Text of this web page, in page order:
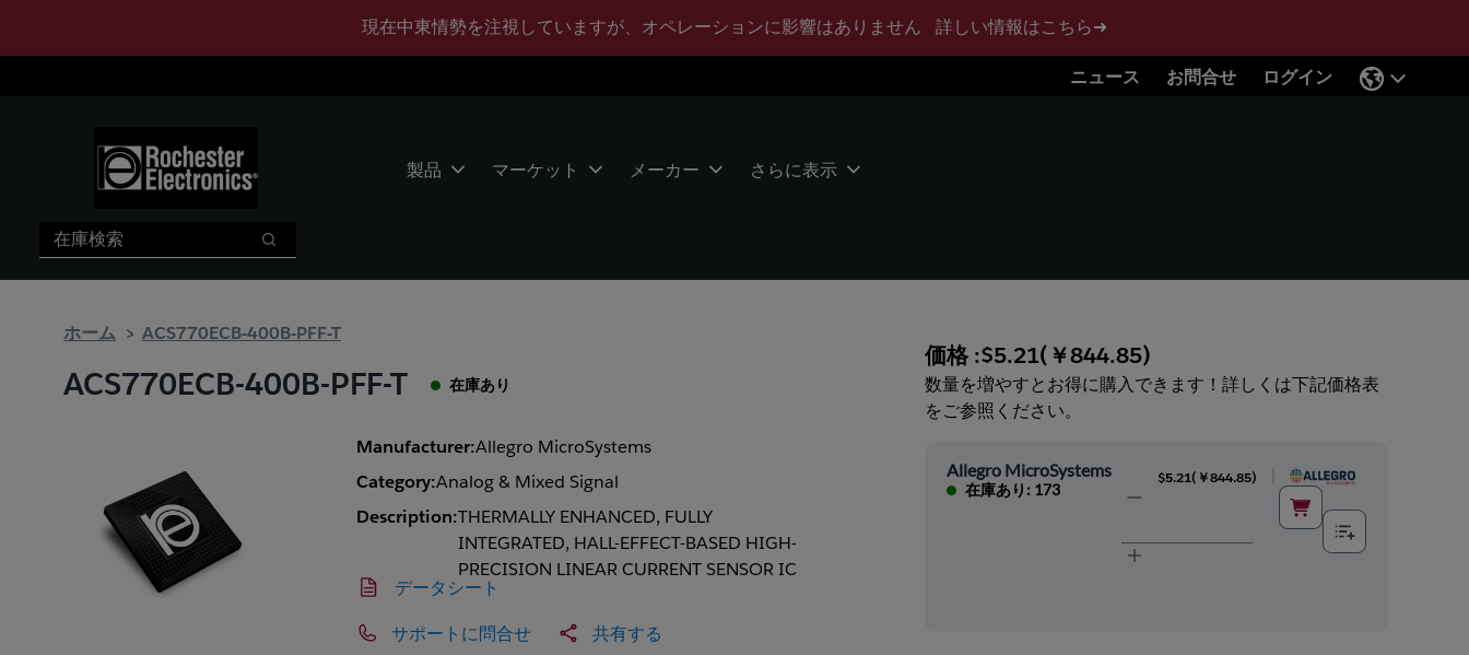
現在中東情勢を注視していますが、オペレーションに影響はありません 詳しい情報はこちら➜
ニュース お問合せ ログイン
製品 マーケット メーカー さらに表示
検索
検索
ホーム ACS770ECB-400B-PFF-T
ACS770ECB-400B-PFF-T 在庫あり
Manufacturer:Allegro MicroSystems
Category:Analog & Mixed Signal
Description:THERMALLY ENHANCED, FULLY
INTEGRATED, HALL-EFFECT-BASED HIGH-
PRECISION LINEAR CURRENT SENSOR IC
データシート
サポートに問合せ 共有する
価格 :$5.21(￥844.85)
数量を増やすとお得に購入できます！詳しくは下記価格表
をご参照ください。
Allegro MicroSystems
在庫あり: 173
$5.21( ￥844.85)